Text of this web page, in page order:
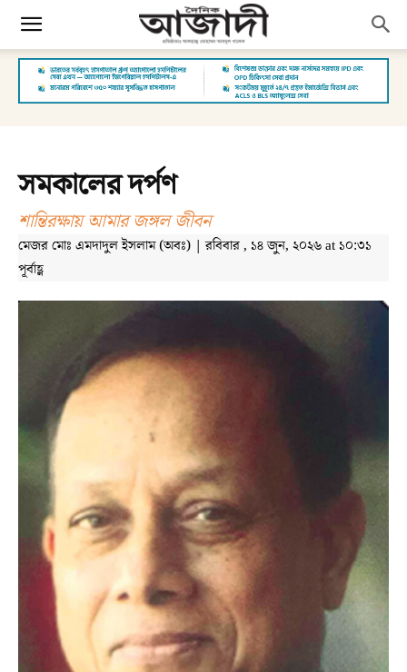
সমকালের দর্পণ
শান্তিরক্ষায় আমার জঙ্গল জীবন
মেজর মোঃ এমদাদুল ইসলাম (অবঃ) | রবিবার , ১৪ জুন, ২০২৬ at ১০:৩১
পূর্বাহ্ণ